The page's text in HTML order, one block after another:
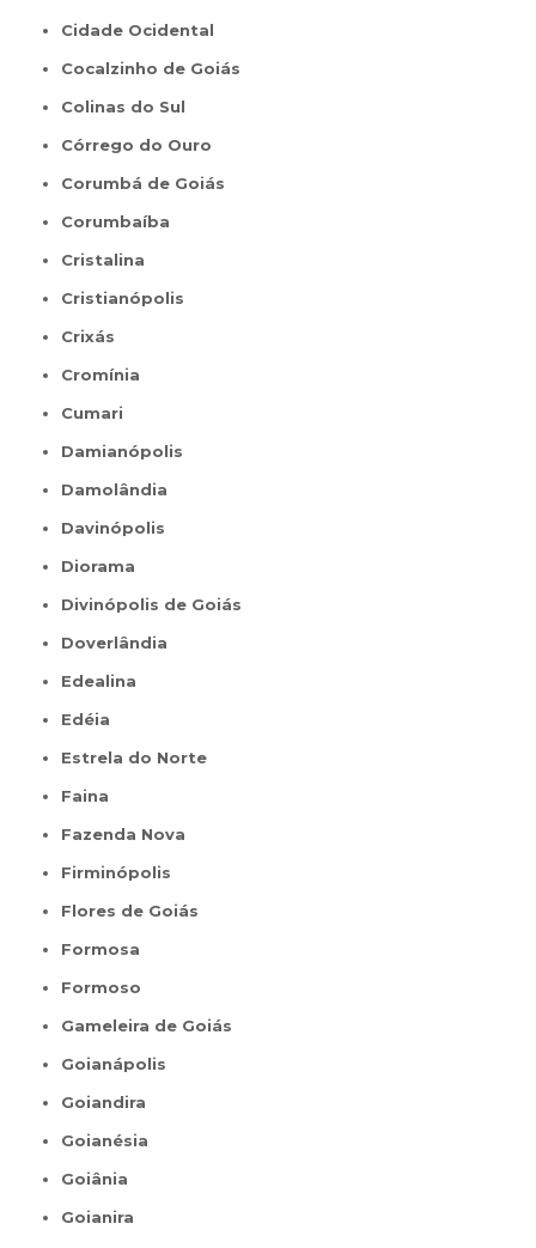
Cidade Ocidental
Cocalzinho de Goiás
Colinas do Sul
Córrego do Ouro
Corumbá de Goiás
Corumbaíba
Cristalina
Cristianópolis
Crixás
Cromínia
Cumari
Damianópolis
Damolândia
Davinópolis
Diorama
Divinópolis de Goiás
Doverlândia
Edealina
Edéia
Estrela do Norte
Faina
Fazenda Nova
Firminópolis
Flores de Goiás
Formosa
Formoso
Gameleira de Goiás
Goianápolis
Goiandira
Goianésia
Goiânia
Goianira